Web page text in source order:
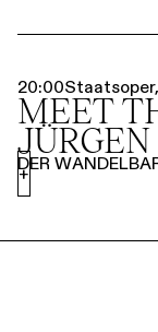
20:00
MEET
DER
+